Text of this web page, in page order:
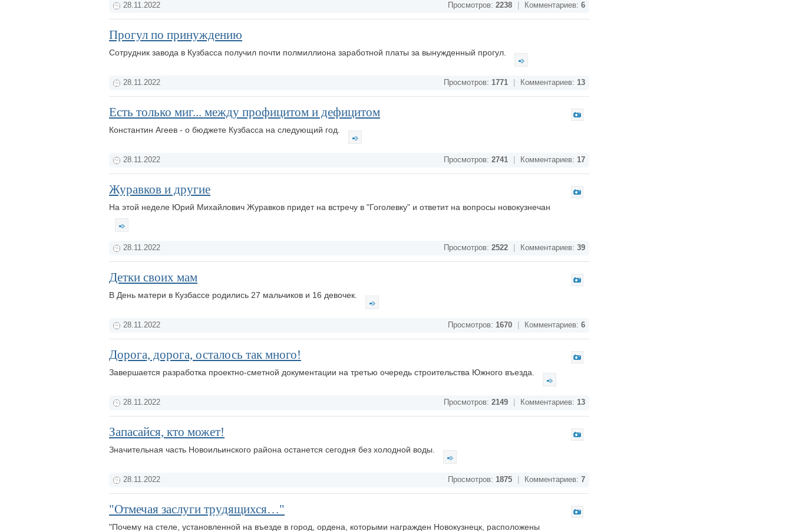
28.11.2022 Просмотров: 2238 Комментариев: 6
Прогул по принуждению
Сотрудник завода в Кузбасса получил почти полмиллиона заработной платы за вынужденный прогул.
28.11.2022 Просмотров: 1771 Комментариев: 13
Есть только миг... между профицитом и дефицитом
Константин Агеев - о бюджете Кузбасса на следующий год.
28.11.2022 Просмотров: 2741 Комментариев: 17
Журавков и другие
На этой неделе Юрий Михайлович Журавков придет на встречу в "Гоголевку" и ответит на вопросы новокузнечан
28.11.2022 Просмотров: 2522 Комментариев: 39
Детки своих мам
В День матери в Кузбассе родились 27 мальчиков и 16 девочек.
28.11.2022 Просмотров: 1670 Комментариев: 6
Дорога, дорога, осталось так много!
Завершается разработка проектно-сметной документации на третью очередь строительства Южного въезда.
28.11.2022 Просмотров: 2149 Комментариев: 13
Запасайся, кто может!
Значительная часть Новоильинского района останется сегодня без холодной воды.
28.11.2022 Просмотров: 1875 Комментариев: 7
"Отмечая заслуги трудящихся…"
"Почему на стеле, установленной на въезде в город, ордена, которыми награжден Новокузнецк, расположены